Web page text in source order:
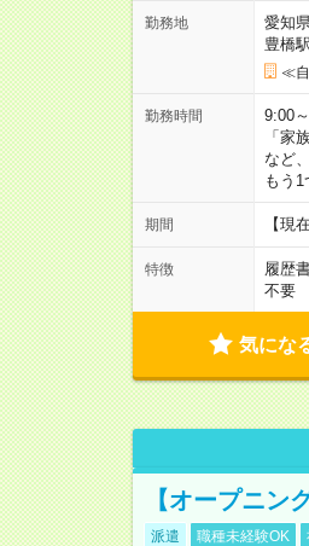
勤務地
愛知
豊橋駅
≪自
勤務時間
9:00
「家
など
もう
期間 【現
特徴 履歴
不要
気にな
【オープニン
派遣 職種未経験OK